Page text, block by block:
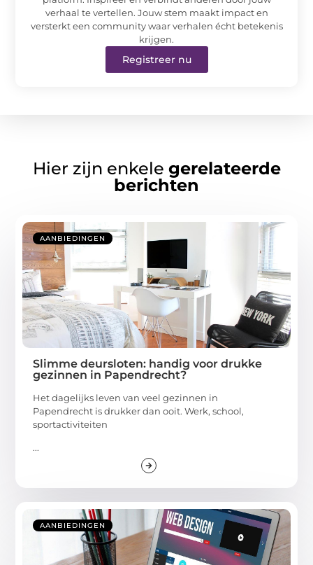
verhaal te vertellen. Jouw stem maakt impact en
versterkt een community waar verhalen écht betekenis
krijgen.
Registreer nu
Hier zijn enkele gerelateerde
berichten
AANBIEDINGEN
Slimme deursloten: handig voor drukke
gezinnen in Papendrecht?
Het dagelijks leven van veel gezinnen in
Papendrecht is drukker dan ooit. Werk, school,
sportactiviteiten
...
AANBIEDINGEN